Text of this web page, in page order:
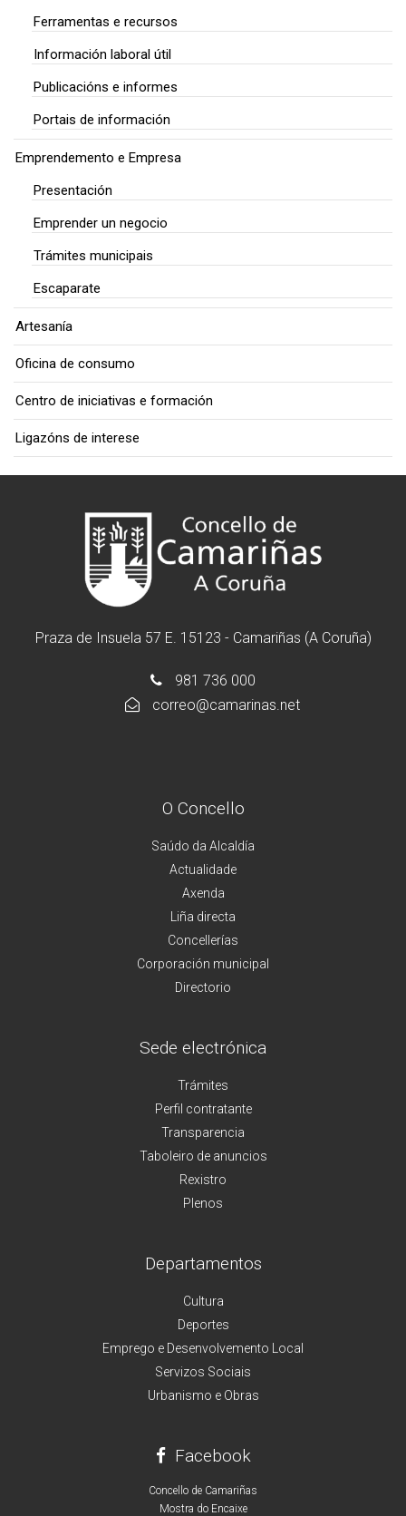
Ferramentas e recursos
Información laboral útil
Publicacións e informes
Portais de información
Emprendemento e Empresa
Presentación
Emprender un negocio
Trámites municipais
Escaparate
Artesanía
Oficina de consumo
Centro de iniciativas e formación
Ligazóns de interese
Praza de Insuela 57 E. 15123 - Camariñas (A Coruña)
981 736 000
correo@camarinas.net
O Concello
Saúdo da Alcaldía
Actualidade
Axenda
Liña directa
Concellerías
Corporación municipal
Directorio
Sede electrónica
Trámites
Perfil contratante
Transparencia
Taboleiro de anuncios
Rexistro
Plenos
Departamentos
Cultura
Deportes
Emprego e Desenvolvemento Local
Servizos Sociais
Urbanismo e Obras
Facebook
Concello de Camariñas
Mostra do Encaixe